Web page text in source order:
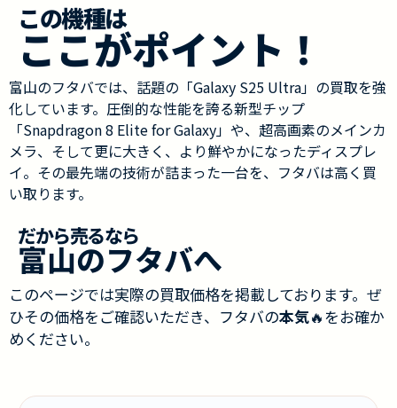
この機種は
ここがポイント！
富山のフタバでは、話題の「Galaxy S25 Ultra」の買取を強
化しています。圧倒的な性能を誇る新型チップ
「Snapdragon 8 Elite for Galaxy」や、超高画素のメインカ
メラ、そして更に大きく、より鮮やかになったディスプレ
イ。その最先端の技術が詰まった一台を、フタバは高く買
い取ります。
だから売るなら
富山のフタバへ
このページでは実際の買取価格を掲載しております。ぜ
ひその価格をご確認いただき、フタバの本気🔥をお確か
めください。